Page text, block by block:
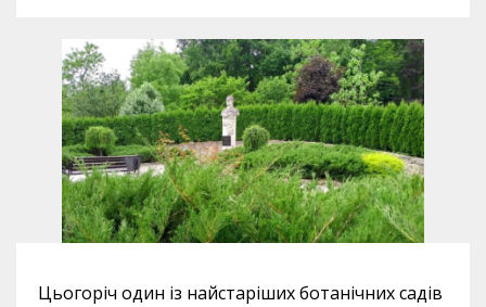
Цьогоріч один із найстаріших ботанічних садів